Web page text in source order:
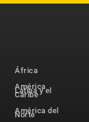
África
América
Latina y el
Caribe
América del
Norte